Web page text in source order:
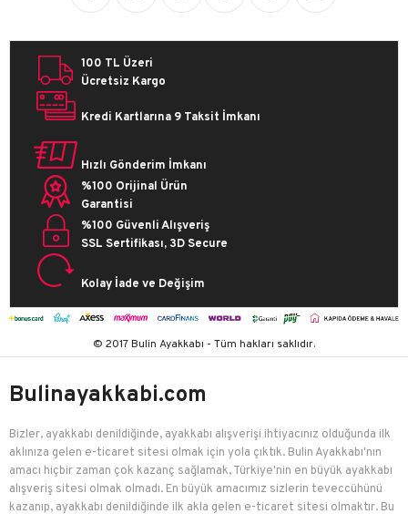
100 TL Üzeri
Ücretsiz Kargo
Kredi Kartlarına 9 Taksit İmkanı
Hızlı Gönderim İmkanı
%100 Orijinal Ürün
Garantisi
%100 Güvenli Alışveriş
SSL Sertifikası, 3D Secure
Kolay İade ve Değişim
© 2017 Bulin Ayakkabı - Tüm hakları saklıdır.
Bulinayakkabi.com
Bizler, ayakkabı denildiğinde, ayakkabı alışverişi ihtiyacınız olduğunda ilk
aklınıza gelen e-ticaret sitesi olmak için yola çıktık. Bulin Ayakkabı'nın
amacı hiçbir zaman çok kazanç sağlamak, Türkiye'nin en büyük ayakkabı
alışveriş sitesi olmak olmadı. En büyük amacımız sizlerin teveccühünü
kazanıp, ayakkabı denildiğinde ilk akla gelen e-ticaret sitesi olmaktır. Bu